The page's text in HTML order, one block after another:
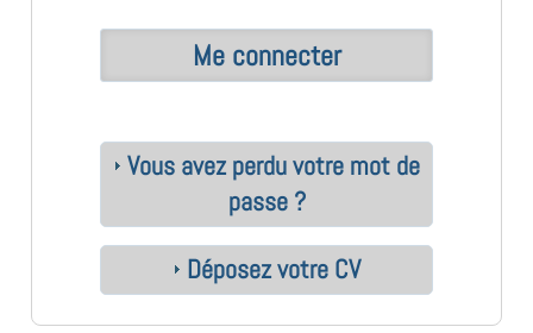
Vous avez perdu votre mot de
passe ?
Déposez votre CV